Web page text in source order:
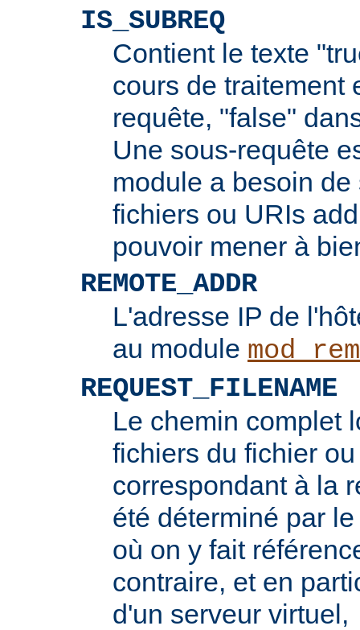
IS_SUBREQ
Contient le texte
cours de traitement
requête, "false"
Une sous-requête
module a besoin
fichiers ou URIs
pouvoir mener à
REMOTE_ADDR
L'adresse IP de
au module
REQUEST_FILENAME
Le chemin complet
fichiers du fichier
correspondant à la
été déterminé par
où on y fait
contraire, et en
d'un serveur virtuel,